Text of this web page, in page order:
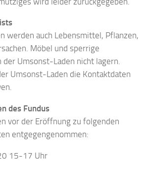
werden auch Lebensmittel, Pflanzen,
Möbel und sperrige
der Umsonst-Laden nicht lagern.
Umsonst-Laden die Kontaktdaten
des Fundus
vor der Eröffnung zu folgenden
entgegengenommen:
15-17 Uhr